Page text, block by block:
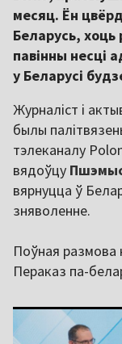
месяц. Ён
Беларусь,
павінны несці
у Беларусі
Журналіст і
былы
тэлеканалу
вядоўцу
вярнуцца ў
зняволенне.
Поўная размова
Пераказ па-